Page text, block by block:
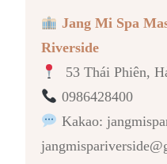
Jang Mi Spa
Riverside
53 Thái Phiên,
0986428400
Kakao: